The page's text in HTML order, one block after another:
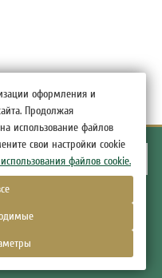
оформления и
Продолжая
использование файлов
свои настройки cookie
файлов cookie.